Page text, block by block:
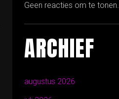
Geen reacties om te tonen.
ARCHIEF
augustus 2026